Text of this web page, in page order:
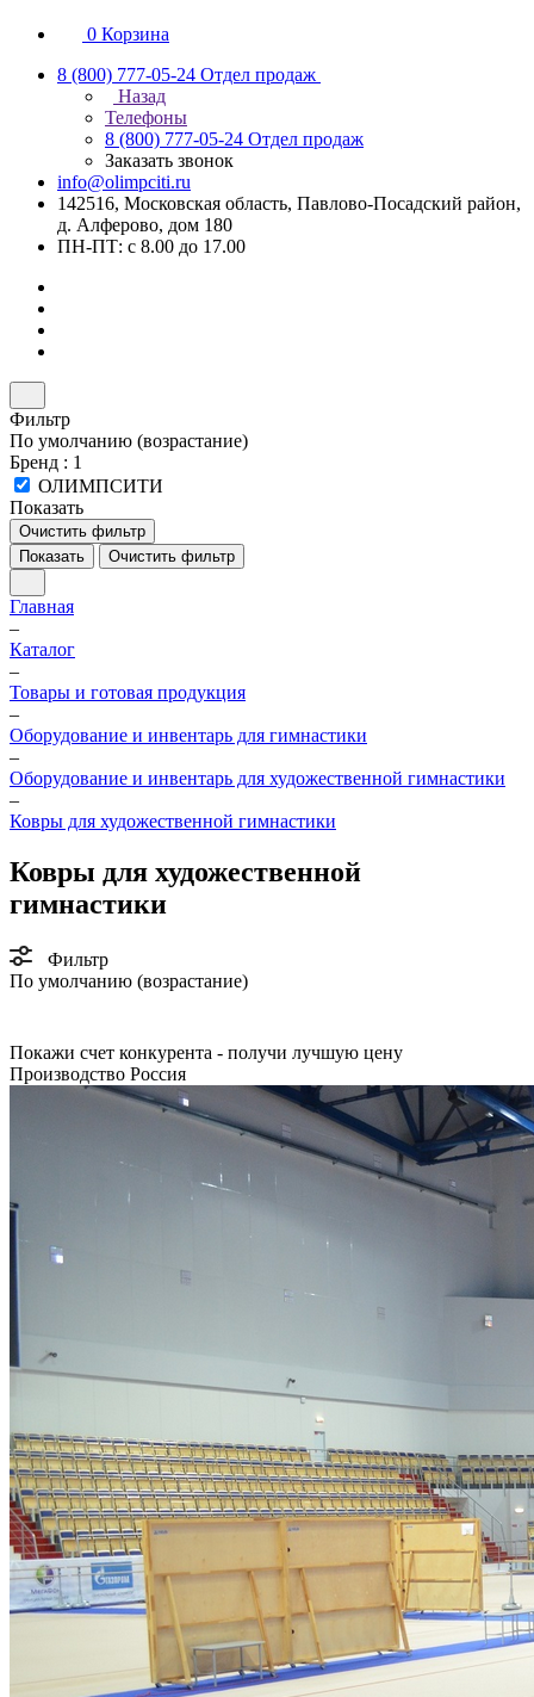
0 Корзина
8 (800) 777-05-24 Отдел продаж
Назад
Телефоны
8 (800) 777-05-24 Отдел продаж
Заказать звонок
info@olimpciti.ru
142516, Московская область, Павлово-Посадский район,
д. Алферово, дом 180
ПН-ПТ: с 8.00 до 17.00
Фильтр
По умолчанию (возрастание)
Бренд : 1
ОЛИМПСИТИ
Показать
Очистить фильтр
Показать
Очистить фильтр
Главная
–
Каталог
–
Товары и готовая продукция
–
Оборудование и инвентарь для гимнастики
–
Оборудование и инвентарь для художественной гимнастики
–
Ковры для художественной гимнастики
Ковры для художественной
гимнастики
Фильтр
По умолчанию (возрастание)
Покажи счет конкурента - получи лучшую цену
Производство Россия